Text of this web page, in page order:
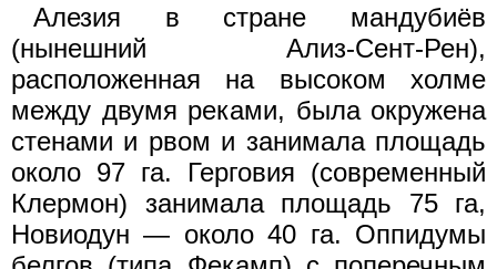
Алезия в стране мандубиёв
(нынешний Ализ-Сент-Рен),
расположенная на высоком холме
между двумя реками, была окружена
стенами и рвом и занимала площадь
около 97 га. Герговия (современный
Клермон) занимала площадь 75 га,
Новиодун — около 40 га. Оппидумы